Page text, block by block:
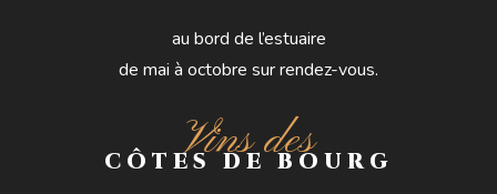
au bord de l’estuaire
de mai à octobre sur rendez-vous.
Vins des
CÔTES DE BOURG